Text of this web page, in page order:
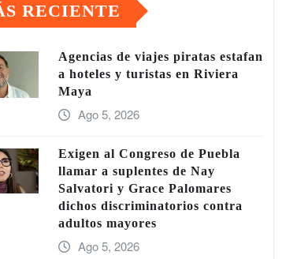
RECIENTE
Agencias de viajes piratas estafan
a hoteles y turistas en Riviera
Maya
Ago 5, 2026
Exigen al Congreso de Puebla
llamar a suplentes de Nay
Salvatori y Grace Palomares
dichos discriminatorios contra
adultos mayores
Ago 5, 2026